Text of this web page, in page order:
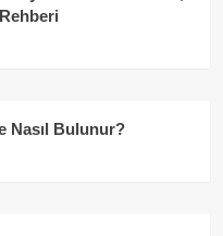
Nasıl Bulunur?